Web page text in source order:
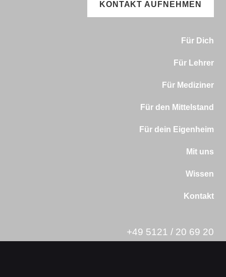
KONTAKT AUFNEHMEN
Für Dich
Für Lehrer
Für Mediziner
Für den Mittelstand
Für dein Eigenheim
Mit uns
Wissen
Kontakt
+49 5121 / 20 69 20